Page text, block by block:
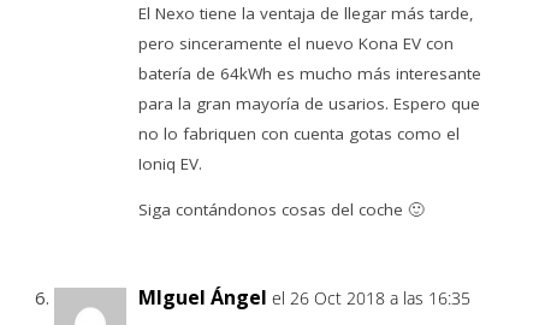
El Nexo tiene la ventaja de llegar más tarde,
pero sinceramente el nuevo Kona EV con
batería de 64kWh es mucho más interesante
para la gran mayoría de usarios. Espero que
no lo fabriquen con cuenta gotas como el
Ioniq EV.
Siga contándonos cosas del coche 🙂
MIguel Ángel el 26 Oct 2018 a las 16:35